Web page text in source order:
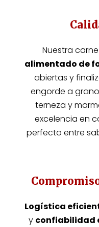
Nuestra
alimentado de
abiertas y
engorde a
terneza y
excelencia en
perfecto entre
Logística
y confiabilidad